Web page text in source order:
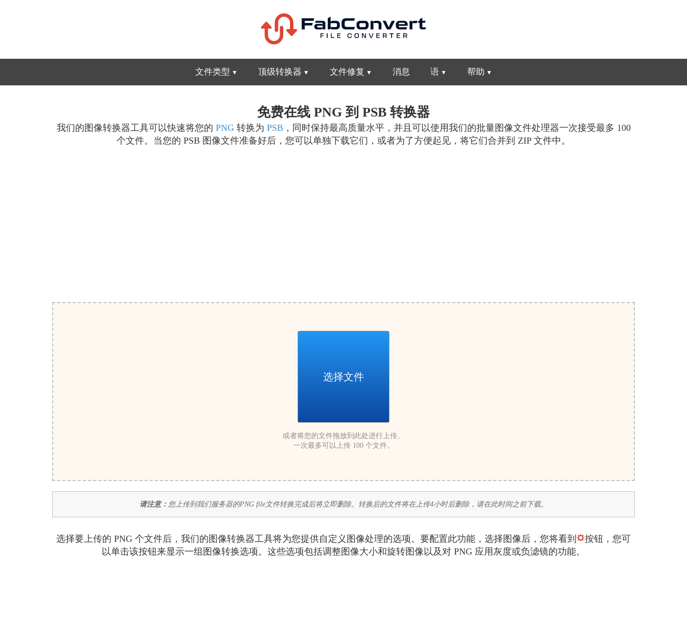
文件类型 顶级转换器 文件修复 消息 语 帮助
免费在线 PNG 到 PSB 转换器
我们的图像转换器工具可以快速将您的 PNG转换为 PSB ，同时保持最高质量水平，并且可以使用我们的批量图像文件处理器一次接受最多 100
个文件。当您的 PSB 图像文件准备好后，您可以单独下载它们，或者为了方便起见，将它们合并到 ZIP 文件中。
选择文件
或者将您的文件拖放到此处进行上传。
一次最多可以上传 100 个文件。
请注意： 您上传到我们服务器的PNG file文件转换完成后将立即删除。转换后的文件将在上传4小时后删除，请在此时间之前下载。
选择要上传的 PNG 个文件后，我们的图像转换器工具将为您提供自定义图像处理的选项。要配置此功能，选择图像后，您将看到
按钮，您可
以单击该按钮来显示一组图像转换选项。这些选项包括调整图像大小和旋转图像以及对 PNG 应用灰度或负滤镜的功能。